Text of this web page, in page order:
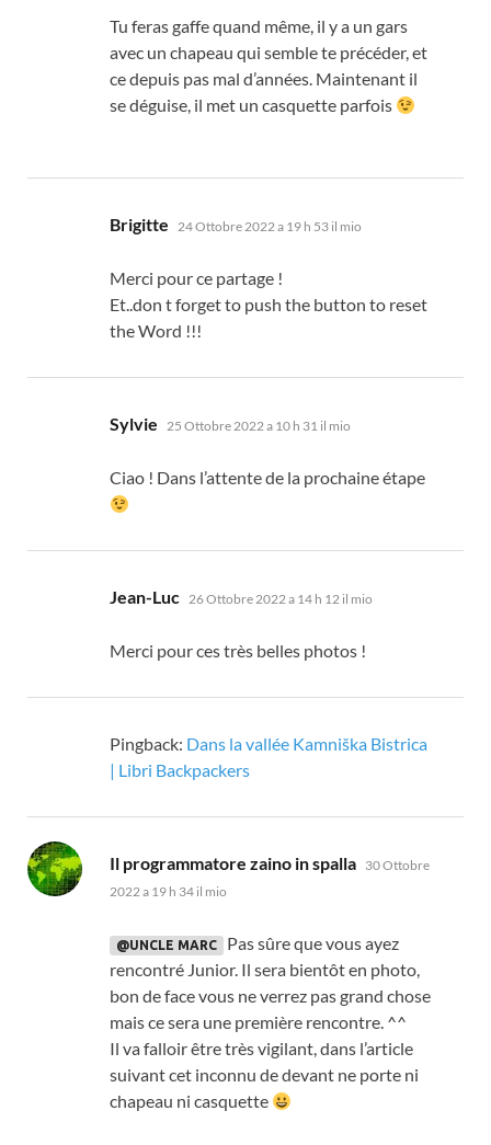
Tu feras gaffe quand même, il y a un gars
avec un chapeau qui semble te précéder,et
ce depuis pas mal d’années. Maintenant il
se déguise, il met un casquette parfois
Brigitte dice:
24 Ottobre 2022 a 19 h 53 il mio
Merci pour ce partage !
Et..don t forget to push the button to reset
the Word !!!
Sylvie dice:
25 Ottobre 2022 a 10 h 31 il mio
Ciao ! Dans l’attente de la prochaine étape
Jean-Luc dice:
26 Ottobre 2022 a 14 h 12 il mio
Merci pour ces très belles photos !
Pingback: Dans la vallée Kamniška Bistrica
| Libri Backpackers
Il programmatore zaino in spalla dice:
30 Ottobre
2022 a 19 h 34 il mio
@UNCLE MARC
Pas sûre que vous ayez
rencontré Junior. Il sera bientôt en photo,
bon de face vous ne verrez pas grand chose
mais ce sera une première rencontre. ^^
Il va falloir être très vigilant,dans l’article
suivant cet inconnu de devant ne porte ni
chapeau ni casquette